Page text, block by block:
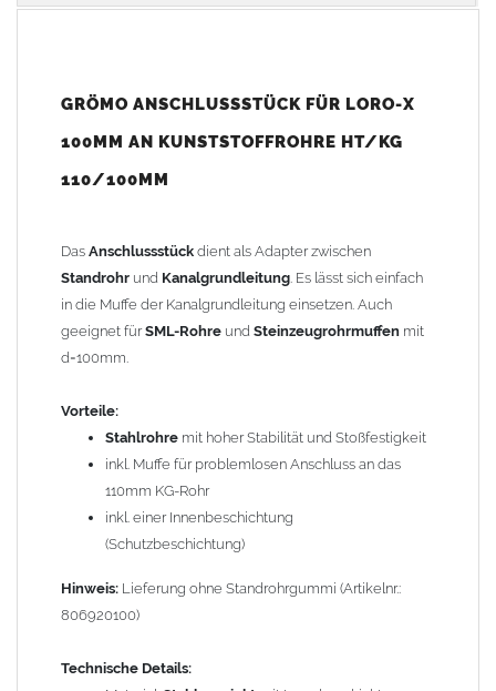
inkl. einer Innenbeschichtung (Schutzbeschichtung)
Technische Details:
Material: Stahl verzinktmit Innenbeschichtung
Passend fürHT-/KG-Rohre
*KG-Rohr = Kanalgrundrohr, Nenngröße 100 mm /
Außendurchmesser 110 mm
Gewicht: 1,00 kg
Wegen derelektrochemischen Kontaktkorrosion
Kupferbauteile nicht mit Zink, Aluminium oder verzinkten
Bauteilen zusammen verbaut werden. Diese Metalle werden
durch Kupferionen stark angegriffen, insbesondere wenn
Regenwasser von Kupfer auf sie fließt. Lösung: Materialien
trennen (z. B. durch Trennstreifen oder Beschichtungen) und den
GRÖMO ANSCHLUSSSTÜCK FÜR LORO-X
100MM AN KUNSTSTOFFROHRE HT/KG
110/100MM
Das Anschlussstück dient als Adapter zwischen
Standrohr und Kanalgrundleitung. Es lässt sich einfach
in die Muffe der Kanalgrundleitung einsetzen. Auch
geeignet fürSML-Rohre und Steinzeugrohrmuffen mit
d=100mm.
Vorteile:
Stahlrohre mit hoher Stabilität und Stoßfestigkeit
inkl. Muffe für problemlosen Anschluss an das
110mm KG-Rohr
inkl. einer Innenbeschichtung
(Schutzbeschichtung)
Hinweis: Lieferung ohne Standrohrgummi (Artikelnr.:
806920100)
Technische Details: